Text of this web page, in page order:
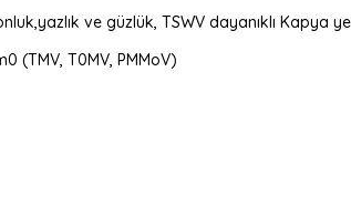
ve güzlük, TSWV dayanıklı Kapya
(TMV, T0MV, PMMoV)